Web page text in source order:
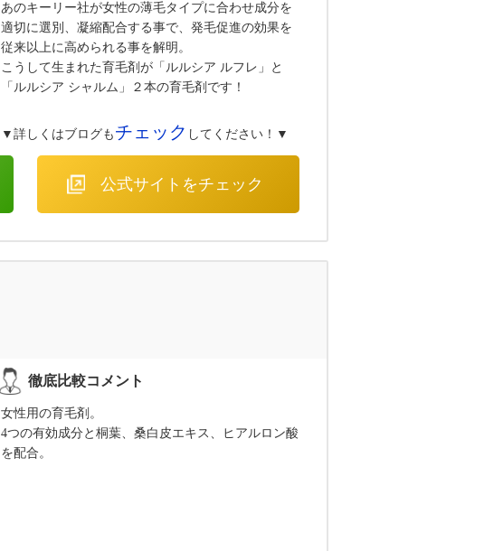
あのキーリー社が女性の薄毛タイプに合わせ成分を
適切に選別、凝縮配合する事で、発毛促進の効果を
従来以上に高められる事を解明。
こうして生まれた育毛剤が「ルルシア ルフレ」と
「ルルシア シャルム」２本の育毛剤です！
▼詳しくはブログも チェック してください！▼
公式サイトをチェック
女性用の育毛剤。
4つの有効成分と桐葉、桑白皮エキス、ヒアルロン酸
を配合。